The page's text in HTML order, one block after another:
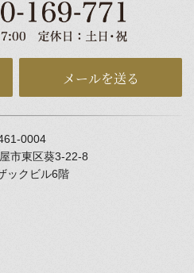
メールを送る
0004
市東区葵3-22-8
ックビル6階